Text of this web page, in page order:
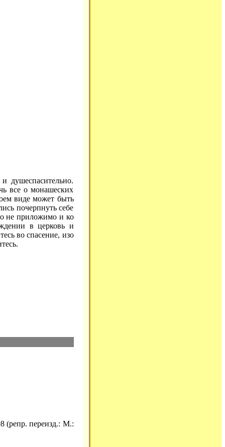
душеспасительно.
все о монашеских
виде может быть
почерпнуть себе
не приложимо и ко
в церковь и
во спасение, изо
(репр. переизд.: М.: